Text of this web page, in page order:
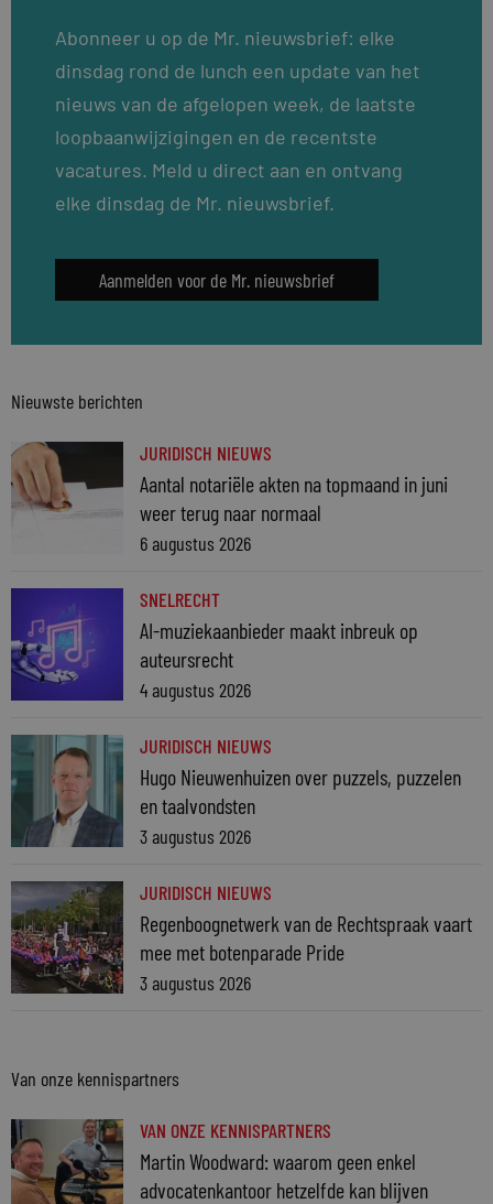
Abonneer u op de Mr. nieuwsbrief: elke
dinsdag rond de lunch een update van het
nieuws van de afgelopen week, de laatste
loopbaanwijzigingen en de recentste
vacatures. Meld u direct aan en ontvang
elke dinsdag de Mr. nieuwsbrief.
Aanmelden voor de Mr. nieuwsbrief
Nieuwste berichten
JURIDISCH NIEUWS
Aantal notariële akten na topmaand in juni
weer terug naar normaal
6 augustus 2026
SNELRECHT
AI-muziekaanbieder maakt inbreuk op
auteursrecht
4 augustus 2026
JURIDISCH NIEUWS
Hugo Nieuwenhuizen over puzzels, puzzelen
en taalvondsten
3 augustus 2026
JURIDISCH NIEUWS
Regenboognetwerk van de Rechtspraak vaart
mee met botenparade Pride
3 augustus 2026
Van onze kennispartners
VAN ONZE KENNISPARTNERS
Martin Woodward: waarom geen enkel
advocatenkantoor hetzelfde kan blijven